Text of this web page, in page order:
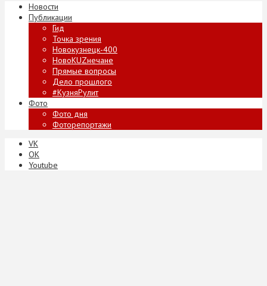
Новости
Публикации
Гид
Точка зрения
Новокузнецк-400
НовоKUZнечане
Прямые вопросы
Дело прошлого
#КузняРулит
Фото
Фото дня
Фоторепортажи
VK
ОК
Youtube